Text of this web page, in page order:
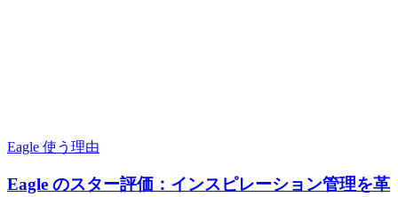
Eagle 使う理由
Eagle のスター評価：インスピレーション管理を革